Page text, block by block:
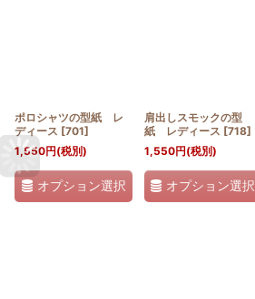
ポロシャツの型紙 レ
ディース [701]
1,550円(税別)
オプション選択
肩出しスモックの型
紙 レディース [718]
1,550円(税別)
オプション選択